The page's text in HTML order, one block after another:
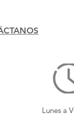
Lunes a